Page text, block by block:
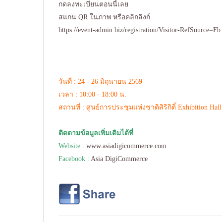
กดลงทะเบียนตอนนี้เลย
สแกน QR ในภาพ หรือคลิกลิงก์
https://event-admin.biz/registration/Visitor-RefSource=Fb
วันที่ : 24 - 26 มิถุนายน 2569
เวลา : 10:00 - 18:00 น.
สถานที่ : ศูนย์การประชุมแห่งชาติสิริกิติ์ Exhibition
ติดตามข้อมูลเพิ่มเติมได้ที่
Website : www.asiadigicommerce.com
Facebook : Asia DigiCommerce